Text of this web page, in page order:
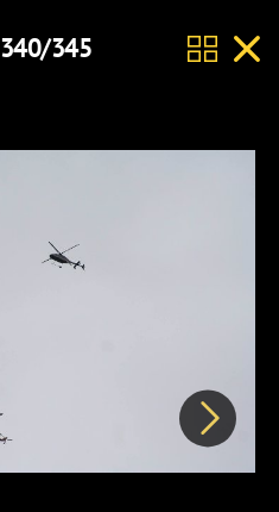
340/345
Další